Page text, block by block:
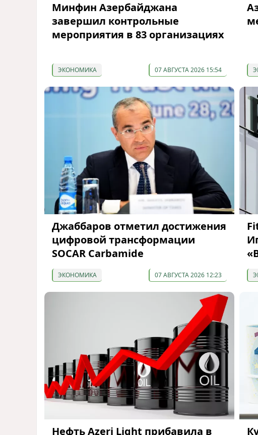
Минфин Азербайджана
завершил контрольные
мероприятия в 83 организациях
ЭКОНОМИКА 07 АВГУСТА 2026 15:54
Джаббаров отметил достижения
цифровой трансформации
SOCAR Carbamide
ЭКОНОМИКА 07 АВГУСТА 2026 12:23
Нефть Azeri Light прибавила в